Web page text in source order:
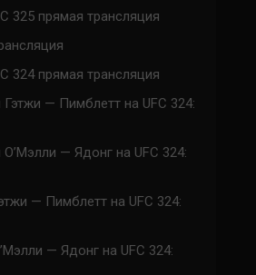
325 прямая трансляция
324 прямая трансляция
— Пимблетт на UFC 324:
— Ядонг на UFC 324:
— Пимблетт на UFC 324:
— Ядонг на UFC 324: